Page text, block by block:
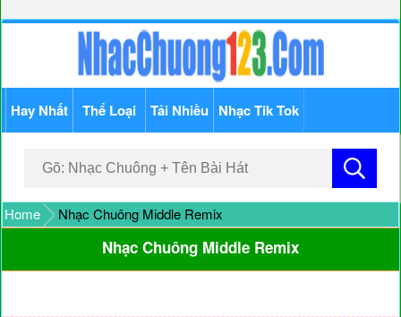
Hay Nhất Thể Loại Tải Nhiều Nhạc Tik Tok
Home Nhạc Chuông Middle Remix
Nhạc Chuông Middle Remix